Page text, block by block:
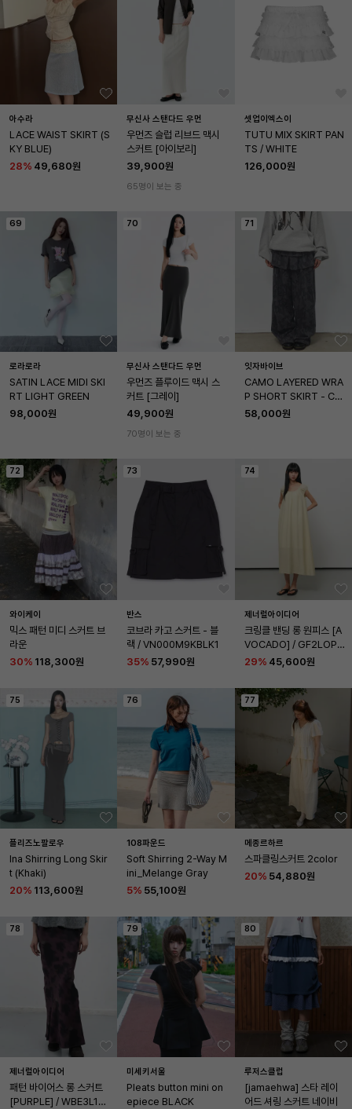
아수라
LACE WAIST SKIRT (S
KY BLUE)
28% 49,680원
무신사 스탠다드 우먼
우먼즈 슬럽 리브드 맥시
스커트 [아이보리]
39,900원
65명이 보는 중
셋업이엑스이
TUTU MIX SKIRT PAN
TS / WHITE
126,000원
69
로라로라
SATIN LACE MIDI SKI
RT LIGHT GREEN
98,000원
70
무신사 스탠다드 우먼
우먼즈 플루이드 맥시 스
커트 [그레이]
49,900원
70명이 보는 중
71
잇자바이브
CAMO LAYERED WRA
P SHORT SKIRT - CH
ARCOAL
58,000원
72
와이케이
믹스 패턴 미디 스커트 브
라운
30% 118,300원
73
반스
코브라 카고 스커트 - 블
랙 / VN000M9KBLK1
35% 57,990원
74
제너럴아이디어
크링클 밴딩 롱 원피스 [A
VOCADO] / GF2LOP5
21
29% 45,600원
75
플리즈노팔로우
Ina Shirring Long Skir
t (Khaki)
20% 113,600원
76
108파운드
Soft Shirring 2-Way M
ini_Melange Gray
5% 55,100원
77
메종르하르
스파클링스커트 2color
20% 54,880원
78
제너럴아이디어
패턴 바이어스 롱 스커트
[PURPLE] / WBE3L135
79
미세키서울
Pleats button mini on
epiece BLACK
80
루저스클럽
[jamaehwa] 스타 레이
어드 셔링 스커트 네이비